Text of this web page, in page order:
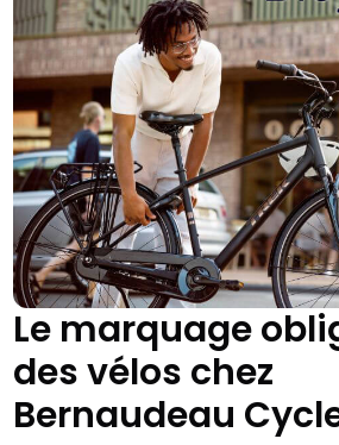
Le marquage
des vélos chez
Bernaudeau